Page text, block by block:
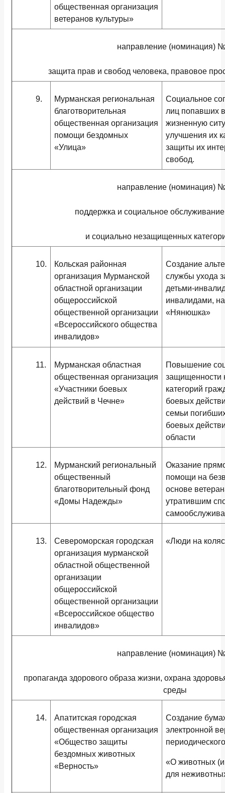
общественная организация
ветеранов культуры»
направление (номинация)
защита прав и свобод человека, правовое
9.
Мурманская региональная
благотворительная
общественная организация
помощи бездомных
«Улица»
Социальное
лиц попавших
жизненную
улучшения их
защиты их
свобод.
направление (номинация)
поддержка и социальное
и социально незащищенных
10.
Кольская районная
организация Мурманской
областной организации
общероссийской
общественной организации
«Всероссийского общества
инвалидов»
Создание
службы ухода
детьми-
инвалидами,
«Нянюшка»
11.
Мурманская областная
общественная организация
«Участники боевых
действий в Чечне»
Повышение
защищенности
категорий
боевых
семьи
боевых
области
12.
Мурманский региональный
общественный
благотворительный фонд
«Домы Надежды»
Оказание
помощи на
основе
утратившим
13.
Североморская городская
организация мурманской
областной общественной
организации
общероссийской
общественной организации
«Всероссийское общество
инвалидов»
«Люди на
направление (номинация)
пропаганда здорового образа жизни, охрана
среды
14.
Апатитская городская
общественная организация
«Общество защиты
бездомных животных
«Верность»
Создание
электронной
«О животных (и
для